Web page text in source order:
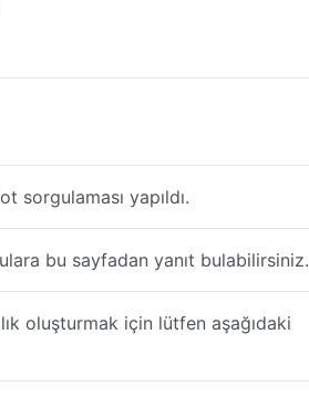
sorgulaması yapıldı.
bu sayfadan yanıt bulabilirsiniz.
oluşturmak için lütfen aşağıdaki